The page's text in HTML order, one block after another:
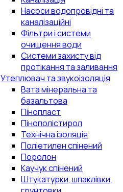
Насоси водопровідні та
каналізаційні
Фільтри і системи
очищення води
Системи захисту від
протікання та заливання
Утеплювач та звукоізоляція
Вата мінеральна та
базальтова
Пінопласт
Пінополістирол
Технічна ізоляція
Поліетилен спінений
Поролон
Каучук спінений
Штукатурки, шпаклівки,